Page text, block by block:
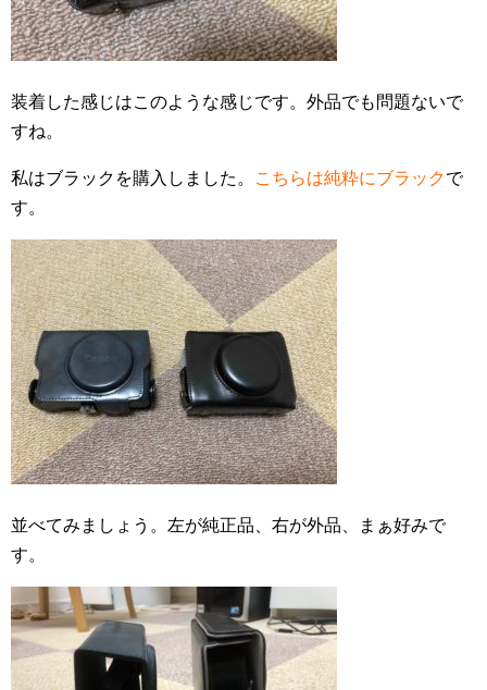
装着した感じはこのような感じです。外品でも問題ないで
すね。
私はブラックを購入しました。 こちらは純粋にブラックで
す。
並べてみましょう。左が純正品、右が外品、まぁ好みで
す。